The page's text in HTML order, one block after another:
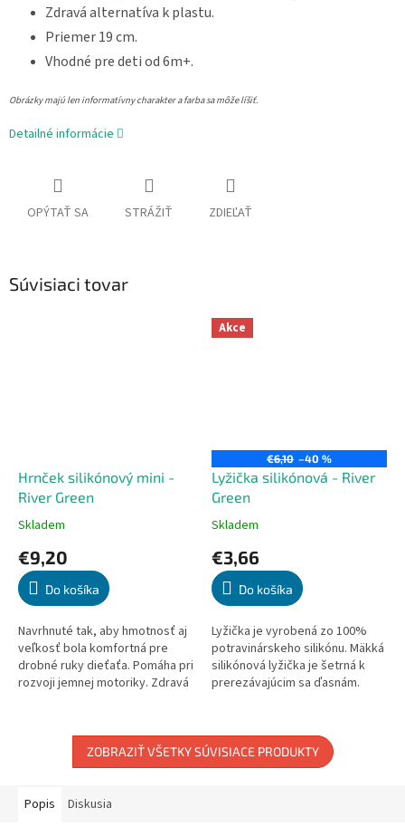
Zdravá alternatíva k plastu.
Priemer 19 cm.
Vhodné pre deti od 6m+.
Obrázky majú len informatívny charakter a farba sa môže líšiť.
Detailné informácie
OPÝTAŤ SA STRÁŽIŤ ZDIEĽAŤ
Súvisiaci tovar
Hrnček silikónový mini -
River Green
Priemerné
produktu
je
5,0
5
hviezdičiek.
Skladem
€9,20
Do košíka
Navrhnuté tak, aby hmotnosť aj
veľkosť bola komfortná pre
drobné ruky dieťaťa. Pomáha pri
rozvoji jemnej motoriky. Zdravá
Akce
€6,10 –40 %
Lyžička silikónová - River
Green
Priemerné
produktu
je
5,0
5
hviezdičiek.
Skladem
€3,66
Do košíka
Lyžička je vyrobená zo 100%
potravinárskeho silikónu. Mäkká
silikónová lyžička je šetrná k
prerezávajúcim sa ďasnám.
ZOBRAZIŤ VŠETKY SÚVISIACE PRODUKTY
Popis Diskusia